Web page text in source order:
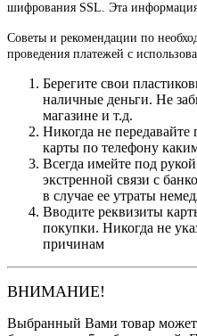
шифрования SSL. Эта
Советы и рекомендации по
проведения платежей с
Берегите свои
наличные деньги. Не
магазине и т.д.
Никогда не
карты по телефону
Всегда имейте под
экстренной связи с
в случае ее утраты
Вводите реквизиты
покупки. Никогда не
причинам
ВНИМАНИЕ!
Выбранный Вами товар может